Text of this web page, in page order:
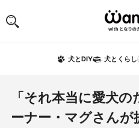
犬とDIY 犬とくらし
「それ本当に愛犬
ーナー・マグさんが